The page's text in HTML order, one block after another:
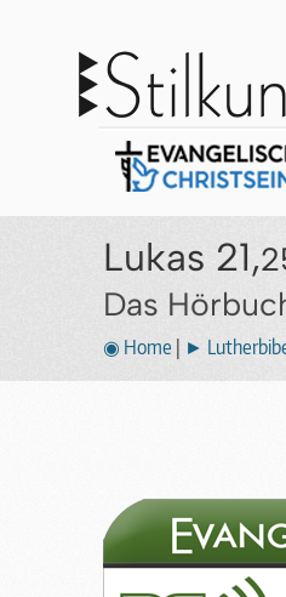
Lukas 21,
Das
◉ Home ►